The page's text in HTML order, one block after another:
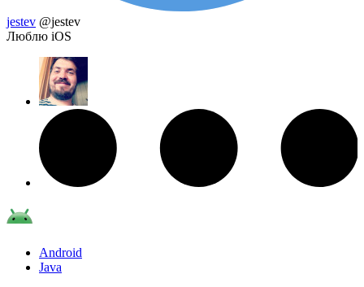
jestev @jestev
Люблю iOS
Android
Java